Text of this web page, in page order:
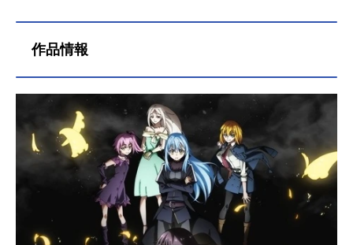
あります。」と、アピール。...
わせて注目してみてください。 po
modorosaさんインタビュー――担当
されているイメージボードについて
お教えください。具体的にはどのよ
うな作業なのでしょうか？pomodoro
sa：イメージボードというものは、
主に監督が絵コンテを作る時に作品
をどんな世界観にしようか頭の中で
思い描く時に手助けするものになり
ます。「こういう世界観はどうで
作品情報